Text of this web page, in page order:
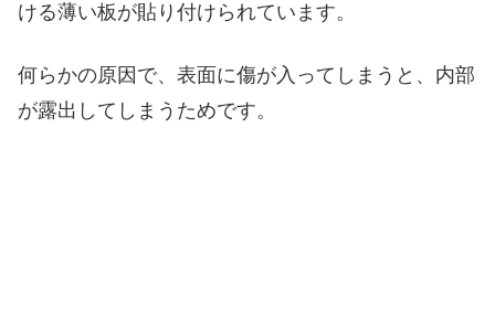
ける薄い板が貼り付けられています。
何らかの原因で、表面に傷が入ってしまうと、内部
が露出してしまうためです。